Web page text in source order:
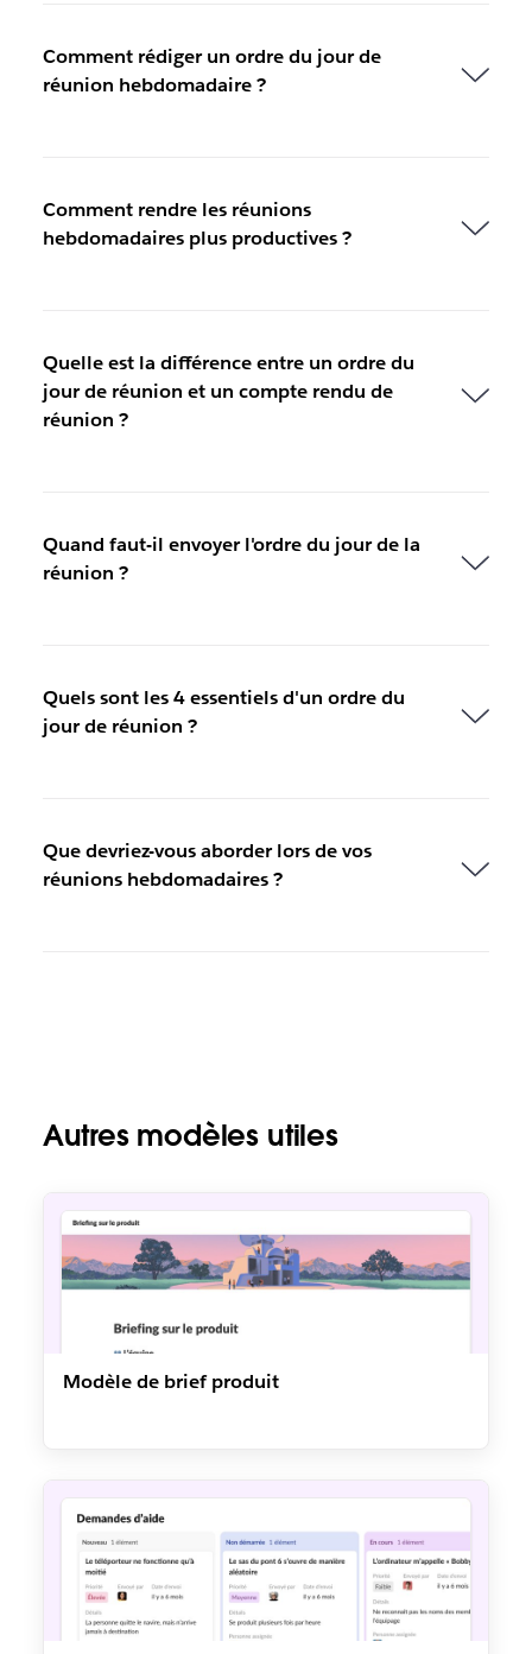
Comment rédiger un ordre du jour de
réunion hebdomadaire ?
Comment rendre les réunions
hebdomadaires plus productives ?
Quelle est la différence entre un ordre du
jour de réunion et un compte rendu de
réunion ?
Quand faut-il envoyer l'ordre du jour de la
réunion ?
Quels sont les 4 essentiels d'un ordre du
jour de réunion ?
Que devriez-vous aborder lors de vos
réunions hebdomadaires ?
Autres modèles utiles
Modèle de brief produit